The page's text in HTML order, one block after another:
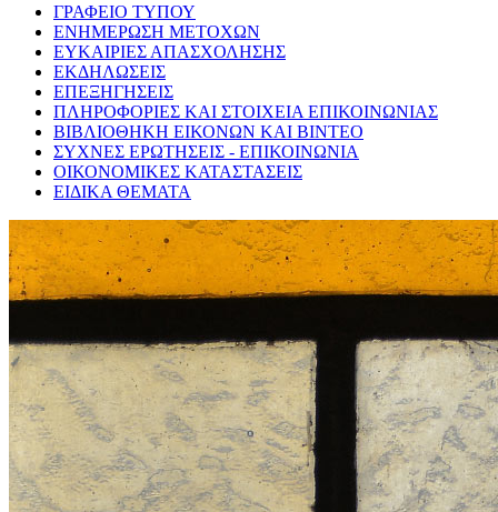
ΓΡΑΦΕΙΟ ΤΥΠΟΥ
ΕΝΗΜΕΡΩΣΗ ΜΕΤΟΧΩΝ
ΕΥΚΑΙΡΙΕΣ ΑΠΑΣΧΟΛΗΣΗΣ
ΕΚΔΗΛΩΣΕΙΣ
ΕΠΕΞΗΓΗΣΕΙΣ
ΠΛΗΡΟΦΟΡΙΕΣ ΚΑΙ ΣΤΟΙΧΕΙΑ ΕΠΙΚΟΙΝΩΝΙΑΣ
ΒΙΒΛΙΟΘΗΚΗ ΕΙΚΟΝΩΝ ΚΑΙ ΒΙΝΤΕΟ
ΣΥΧΝΕΣ ΕΡΩΤΗΣΕΙΣ - ΕΠΙΚΟΙΝΩΝΙΑ
ΟΙΚΟΝΟΜΙΚΕΣ ΚΑΤΑΣΤΑΣΕΙΣ
ΕΙΔΙΚΑ ΘΕΜΑΤΑ